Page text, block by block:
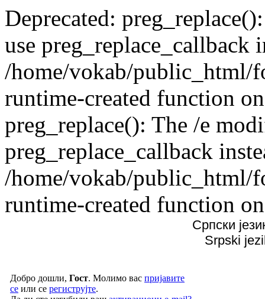
Deprecated:
use preg_replace_callback
/home/vokab/public_html/
runtime-created function
preg_replace(): The /e
preg_replace_callback
/home/vokab/public_html/
runtime-created function
Српски
Srpski
Добро дошли, Гост. Молимо вас пријавите
се или се региструјте.